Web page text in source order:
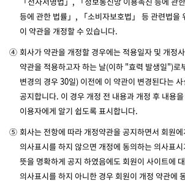
등에 관한 법률」, 「소비자보호법」 등 관련법을
이 약관을 개정할 수 있습니다.
④ 회사가 약관을 개정할 경우에는 적용일자 및 개정
약관을 적용하고자 하는 날(이하 "효력 발생일")로
변경의 경우 30일) 이전에 이 약관이 변경된다는
공지합니다. 이 경우 개정 전 내용과 개정 후 내용
이용자에게 알기 쉽도록 표시합니다.
⑤ 회사는 전항에 따라 개정약관을 공지하면서 회원
의사표시를 하지 않으면 개정에 동의하는 의사표
뜻을 명확하게 공지 하였음에도 회원이 사이트에
의사표시를 하지 아니한 경우 회원이 개정 약관에